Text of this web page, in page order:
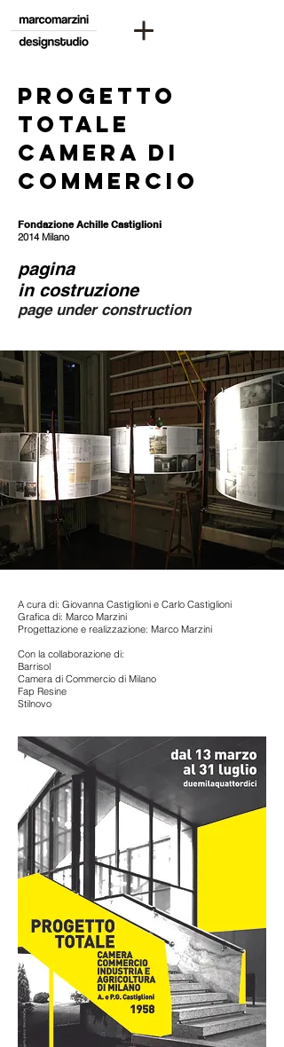
progetto
totale
camera di
commercio
Fondazione Achille Castiglioni
2014 Milano
pagina
in costruzione
page under construction
A cura di: Giovanna Castiglioni e Carlo Castiglioni
Grafica di: Marco Marzini
Progettazione e realizzazione: Marco Marzini
Con la collaborazione di:
Barrisol
Camera di Commercio di Milano
Fap Resine
Stilnovo